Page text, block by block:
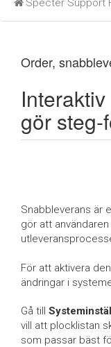
Specter Support
Order,
gör steg-
Snabbleverans är
gör att
För att aktivera
ändringar i
Gå till
vill att plocklistan
som passar bäst